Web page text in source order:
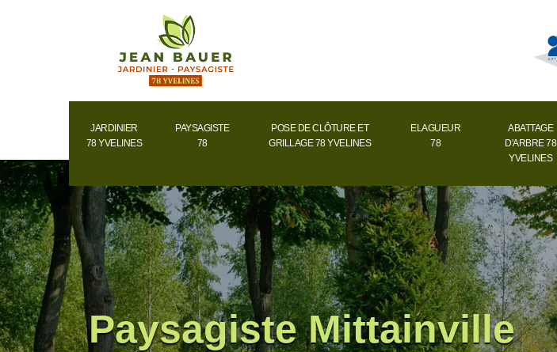
JARDINIER
78 YVELINES
PAYSAGISTE
78
POSE DE CLÔTURE ET
GRILLAGE 78 YVELINES
ELAGUEUR
78
ABATTAGE
D'ARBRE 78
YVELINES
Paysagiste Mittainville